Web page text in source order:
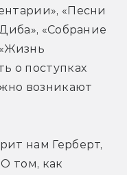
«Песни
«Собрание
о поступках
возникают
нам Герберт,
том, как